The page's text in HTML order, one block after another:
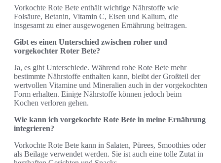
Vorkochte Rote Bete enthält wichtige Nährstoffe wie
Folsäure, Betanin, Vitamin C, Eisen und Kalium, die
insgesamt zu einer ausgewogenen Ernährung beitragen.
Gibt es einen Unterschied zwischen roher und
vorgekochter Roter Bete?
Ja, es gibt Unterschiede. Während rohe Rote Bete mehr
bestimmte Nährstoffe enthalten kann, bleibt der Großteil der
wertvollen Vitamine und Mineralien auch in der vorgekochten
Form erhalten. Einige Nährstoffe können jedoch beim
Kochen verloren gehen.
Wie kann ich vorgekochte Rote Bete in meine Ernährung
integrieren?
Vorkochte Rote Bete kann in Salaten, Pürees, Smoothies oder
als Beilage verwendet werden. Sie ist auch eine tolle Zutat in